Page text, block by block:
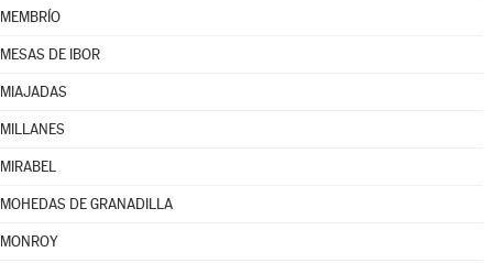
MEMBRÍO
MESAS DE IBOR
MIAJADAS
MILLANES
MIRABEL
MOHEDAS DE GRANADILLA
MONROY